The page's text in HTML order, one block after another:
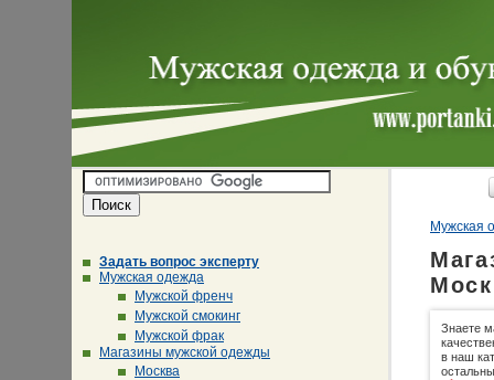
Задать вопрос эксперту
Мужская одежда
Мужской френч
Мужской смокинг
Мужской фрак
Магазины мужской одежды
Москва
Мужская
Знаете
в наш